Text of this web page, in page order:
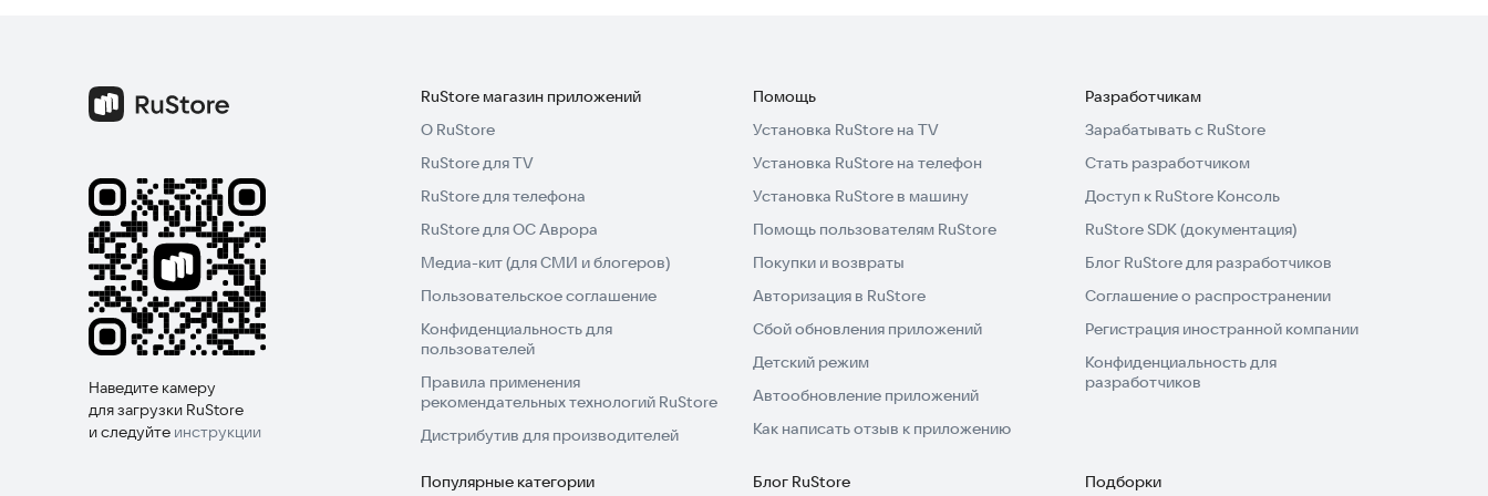
- Бумажная страна
- и другие.
□■ Сложные ■□ (15+ уровней)
- Суши
- Страна чудес
- ЛУНА
- и другие.
□■ Ежемесячные ■□*(40+ уровней)
- Дом фей
- Летняя ночь
- Рождество
- и другие.
Наведите камеру
для загрузки RuStore
и следуйте инструкции
RuStore магазин приложений
О RuStore
RuStore для TV
RuStore для телефона
RuStore для ОС Аврора
Медиа-кит (для СМИ и блогеров)
Пользовательское соглашение
Конфиденциальность для
пользователей
Правила применения
рекомендательных технологий RuStore
Дистрибутив для производителей
Помощь
Установка RuStore на TV
Установка RuStore на телефон
Установка RuStore в машину
Помощь пользователям RuStore
Покупки и возвраты
Авторизация в RuStore
Сбой обновления приложений
Детский режим
Автообновление приложений
Как написать отзыв к приложению
Разработчикам
Зарабатывать с RuStore
Стать разработчиком
Доступ к RuStore Консоль
RuStore SDK (документация)
Блог RuStore для разработчиков
Соглашение о распространении
Регистрация иностранной компании
Конфиденциальность для
разработчиков
Популярные категории Блог RuStore Подборки